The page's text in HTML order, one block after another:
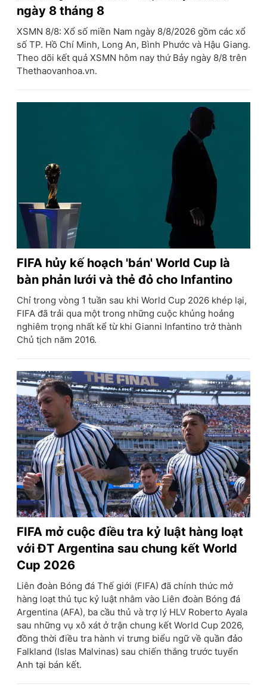
ngày 8 tháng 8
XSMN 8/8: Xổ số miền Nam ngày 8/8/2026 gồm các xổ
số TP. Hồ Chí Minh, Long An, Bình Phước và Hậu Giang.
Theo dõi kết quả XSMN hôm nay thứ Bảy ngày 8/8 trên
Thethaovanhoa.vn.
FIFA hủy kế hoạch 'bán' World Cup là
bàn phản lưới và thẻ đỏ cho Infantino
Chỉ trong vòng 1 tuần sau khi World Cup 2026 khép lại,
FIFA đã trải qua một trong những cuộc khủng hoảng
nghiêm trọng nhất kể từ khi Gianni Infantino trở thành
Chủ tịch năm 2016.
FIFA mở cuộc điều tra kỷ luật hàng loạt
với ĐT Argentina sau chung kết World
Cup 2026
Liên đoàn Bóng đá Thế giới (FIFA) đã chính thức mở
hàng loạt thủ tục kỷ luật nhằm vào Liên đoàn Bóng đá
Argentina (AFA), ba cầu thủ và trợ lý HLV Roberto Ayala
sau những vụ xô xát ở trận chung kết World Cup 2026,
đồng thời điều tra hành vi trưng biểu ngữ về quần đảo
Falkland (Islas Malvinas) sau chiến thắng trước tuyển
Anh tại bán kết.